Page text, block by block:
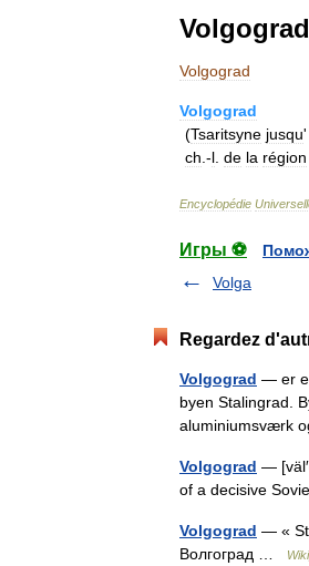
Volgograd
Volgograd
Volgograd
(Tsaritsyne jusqu'
ch .-l de la région
Encyclopédie
Игры ⚽
Volga
Regardez
Volgograd — er
byen Stalingrad.
aluminiumsværk
Volgograd —
of a decisive
Volgograd — «
Волгоград …